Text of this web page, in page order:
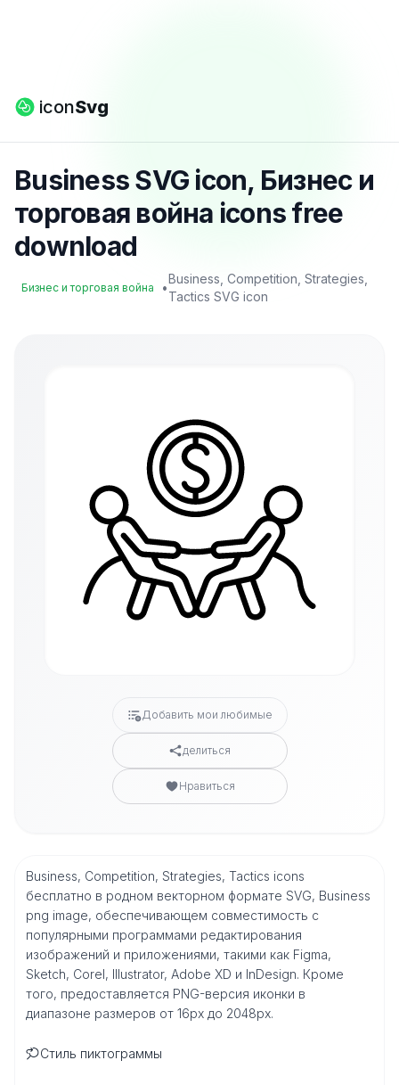
iconSvg
Business SVG icon, Бизнес и
торговая война icons free
download
Бизнес и торговая война •
Business, Competition, Strategies,
Tactics SVG icon
Добавить мои любимые
делиться
Нравиться
Business, Competition, Strategies, Tactics icons
бесплатно в родном векторном формате SVG, Business
png image, обеспечивающем совместимость с
популярными программами редактирования
изображений и приложениями, такими как Figma,
Sketch, Corel, Illustrator, Adobe XD и InDesign. Кроме
того, предоставляется PNG-версия иконки в
диапазоне размеров от 16px до 2048px.
Стиль пиктограммы